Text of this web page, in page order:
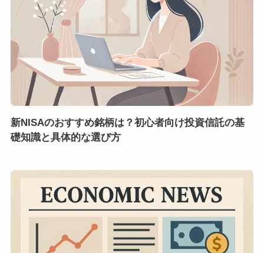
新NISAのおすすめ銘柄は？初心者向け投資信託の基
礎知識と具体的な選び方